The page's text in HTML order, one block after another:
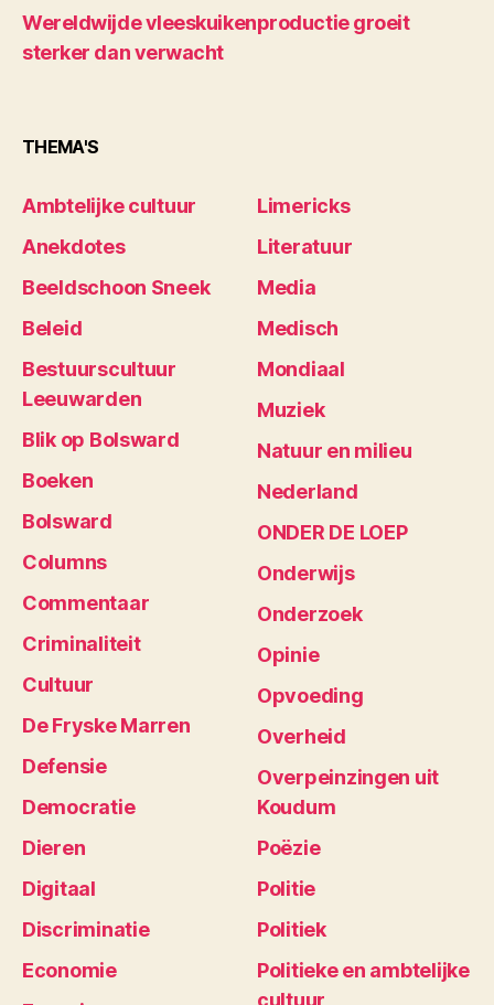
Wereldwijde vleeskuikenproductie groeit
sterker dan verwacht
THEMA'S
Ambtelijke cultuur
Anekdotes
Beeldschoon Sneek
Beleid
Bestuurscultuur
Leeuwarden
Blik op Bolsward
Boeken
Bolsward
Columns
Commentaar
Criminaliteit
Cultuur
De Fryske Marren
Defensie
Democratie
Dieren
Digitaal
Discriminatie
Economie
Limericks
Literatuur
Media
Medisch
Mondiaal
Muziek
Natuur en milieu
Nederland
ONDER DE LOEP
Onderwijs
Onderzoek
Opinie
Opvoeding
Overheid
Overpeinzingen uit
Koudum
Poëzie
Politie
Politiek
Politieke en ambtelijke
cultuur